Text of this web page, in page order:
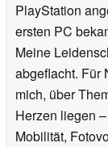
PlayStation
ersten PC
Meine
abgeflacht. Für
mich, über
Herzen liegen
Mobilität,